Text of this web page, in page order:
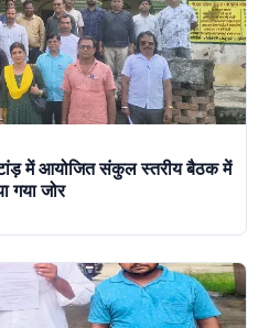
में आयोजित संकुल स्तरीय बैठक में
गया जोर